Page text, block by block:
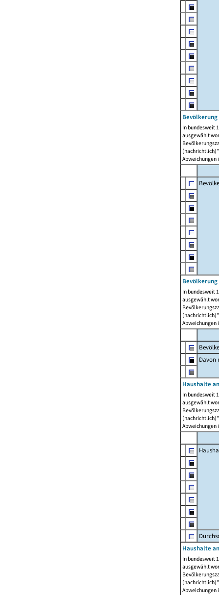
In bundesweit
ausgewählt
Abweichungen
In bundesweit
ausgewählt
Abweichungen
Davon
Haushalte
In bundesweit
ausgewählt
Abweichungen
Haushalte
In bundesweit
ausgewählt
Abweichungen